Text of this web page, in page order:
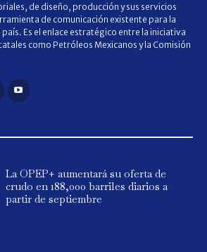
de diseño, producción y sus servicios
de comunicación existente para la
Es el enlace estratégico entre la iniciativa
como Petróleos Mexicanos y la Comisión
La OPEP+ aumentará su oferta de
crudo en 188,000 barriles diarios a
partir de septiembre